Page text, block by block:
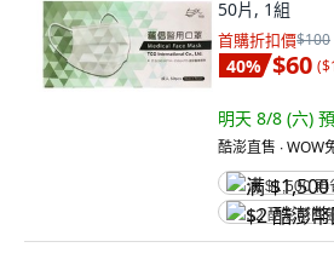
50片, 1組
首購折扣價$100
40% $60 (
明天 8/8 (六)
酷澎直售 ∙ WOW
满 $1,500 再
$2 酷澎幣回